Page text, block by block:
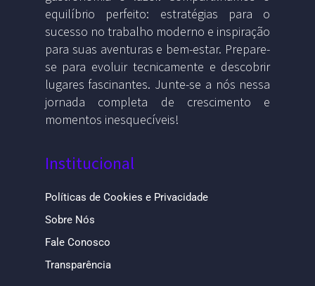
equilíbrio perfeito: estratégias para o
sucesso no trabalho moderno e inspiração
para suas aventuras e bem-estar. Prepare-
se para evoluir tecnicamente e descobrir
lugares fascinantes. Junte-se a nós nessa
jornada completa de crescimento e
momentos inesquecíveis!
Institucional
Políticas de Cookies e Privacidade
Sobre Nós
Fale Conosco
Transparência